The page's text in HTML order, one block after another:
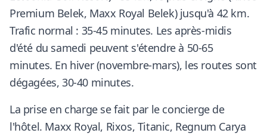
Premium Belek, Maxx Royal Belek) jusqu'à 42 km.
Trafic normal : 35-45 minutes. Les après-midis
d'été du samedi peuvent s'étendre à 50-65
minutes. En hiver (novembre-mars), les routes sont
dégagées, 30-40 minutes.
La prise en charge se fait par le concierge de
l'hôtel. Maxx Royal, Rixos, Titanic, Regnum Carya